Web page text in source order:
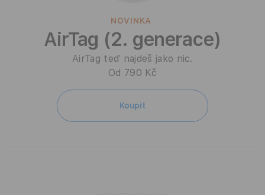
NOVINKA
AirTag (2. generace)
AirTag teď najdeš jako nic.
Od 790 Kč
Koupit